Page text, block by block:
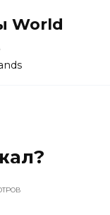
World